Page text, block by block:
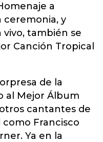
a
ceremonia, y
también se
Canción Tropical
de la
al Mejor Álbum
cantantes de
Francisco
Ya en la